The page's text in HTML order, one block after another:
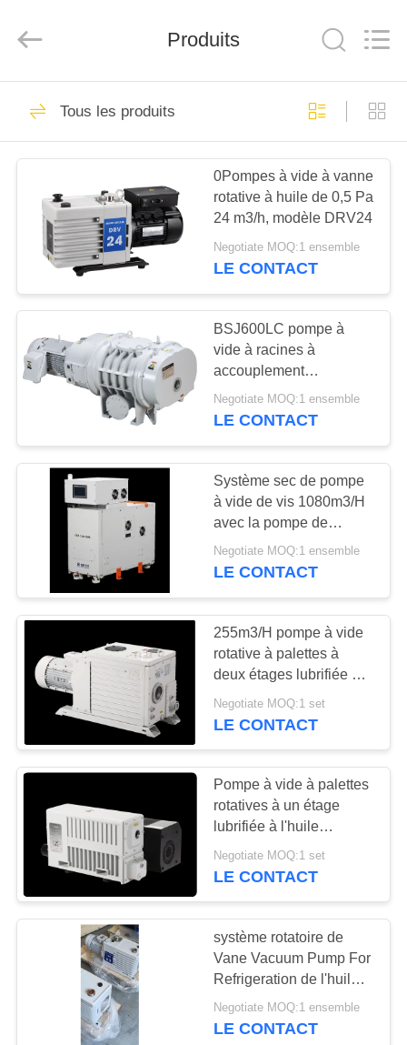
MAISON
PRODUITS
PROPOS
NOUS
DE
L'USINE
CONTRÔLE
LA
QUALITÉ
NOUS
CONTACTER
DEMANDEZ
UN DEVIS
BAOSI
COMPRESSOR
Energy
Equipment
All
Reserved.
pompe à vide
rotatoire de palette
Pompe à vide de
rouleau
13
Pompe à vide sèche
de vis
14
enracine la pompe à
vide
25
Pompe à vide de
propulseur
Produits
Tous les produits
0Pompes à vide à vanne
rotative à huile de 0,5 Pa
24 m3/h, modèle DRV24
Negotiate MOQ:1 ensemble
LE CONTACT
BSJ600LC pompe à
vide à racines à
accouplement
hydrodynamique
Negotiate MOQ:1 ensemble
LE CONTACT
Système sec de pompe
à vide de vis 1080m3/H
avec la pompe de
soutien GSD160/1080D
Negotiate MOQ:1 ensemble
LE CONTACT
255m3/H pompe à vide
rotative à palettes à
deux étages lubrifiée à
l'huile compacte
DRV275 RAL7047
Negotiate MOQ:1 set
LE CONTACT
Pompe à vide à palettes
rotatives à un étage
lubrifiée à l'huile
SRV300B 300m3/H
Negotiate MOQ:1 set
LE CONTACT
système rotatoire de
Vane Vacuum Pump For
Refrigeration de l'huile
60m3/H à deux étages
Negotiate MOQ:1 ensemble
LE CONTACT